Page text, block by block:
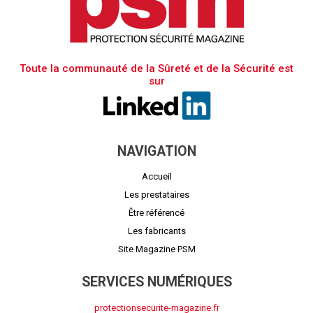
Toute la communauté de la Sûreté et de la Sécurité est
sur
NAVIGATION
Accueil
Les prestataires
Être référencé
Les fabricants
Site Magazine PSM
SERVICES NUMÉRIQUES
protectionsecurite-magazine.fr